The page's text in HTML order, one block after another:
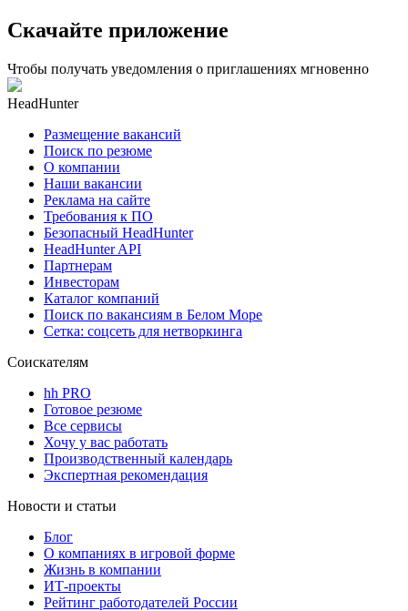
Скачайте приложение
Чтобы получать уведомления о приглашениях мгновенно
HeadHunter
Размещение вакансий
Поиск по резюме
О компании
Наши вакансии
Реклама на сайте
Требования к ПО
Безопасный HeadHunter
HeadHunter API
Партнерам
Инвесторам
Каталог компаний
Поиск по вакансиям в Белом Море
Сетка: соцсеть для нетворкинга
Соискателям
hh PRO
Готовое резюме
Все сервисы
Хочу у вас работать
Производственный календарь
Экспертная рекомендация
Новости и статьи
Блог
О компаниях в игровой форме
Жизнь в компании
ИТ-проекты
Рейтинг работодателей России